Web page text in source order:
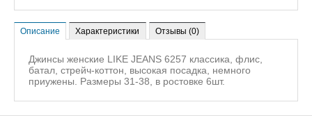
Описание Характеристики Отзывы (0)
Джинсы женские LIKE JEANS 6257 классика, флис,
батал, стрейч-коттон, высокая посадка, немного
приужены. Размеры 31-38, в ростовке 6шт.